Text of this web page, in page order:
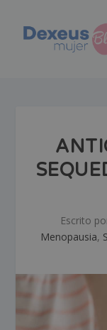
Escrito
Menopausia,